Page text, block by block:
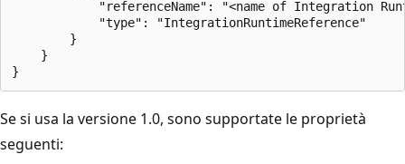
"referenceName": "<name of Integration
            "type": "IntegrationRuntimeReference"
        }
    }
Se si usa la versione 1.0, sono supportate le proprietà
seguenti: